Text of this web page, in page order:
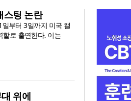
스팅 논란
부터 3일까지 미국 캘
할로 출연한다. 이는
위에